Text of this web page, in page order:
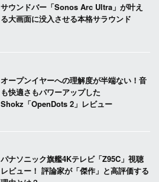
サウンドバー「Sonos Arc Ultra」が叶え
る大画面に没入させる本格サラウンド
オープンイヤーへの理解度が半端ない！音
も快適さもパワーアップした
Shokz「OpenDots 2」レビュー
パナソニック旗艦4Kテレビ「Z95C」視聴
レビュー！ 評論家が「傑作」と高評価する